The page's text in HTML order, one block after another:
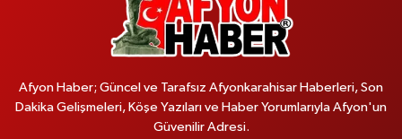
Afyon Haber; Güncel ve Tarafsız Afyonkarahisar Haberleri, Son
Dakika Gelişmeleri, Köşe Yazıları ve Haber Yorumlarıyla Afyon'un
Güvenilir Adresi.